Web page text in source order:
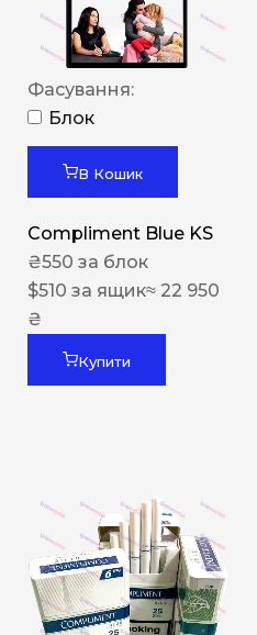
Фасування:
Блок
В Кошик
Compliment Blue KS
₴550 за блок
$510 за ящик≈ 22 950
₴
Купити